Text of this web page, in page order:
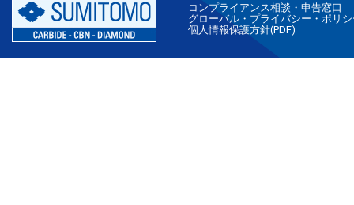
コンプライアンス相談・申告窓口
グローバル・プライバシー・ポリ
個人情報保護方針(PDF)